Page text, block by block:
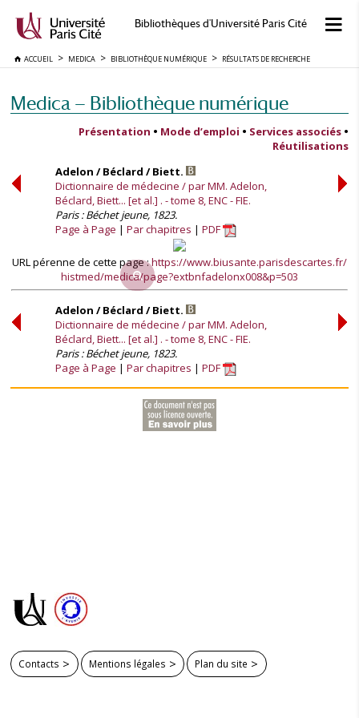
Bibliothèques d'Université Paris Cité
ACCUEIL MEDICA BIBLIOTHÈQUE NUMÉRIQUE RÉSULTATS DE RECHERCHE
Medica — Bibliothèque numérique
Présentation • Mode d’emploi • Services associés •
Réutilisations
Adelon / Béclard / Biett.
Dictionnaire de médecine / par MM. Adelon,
Béclard, Biett... [et al.] . - tome 8, ENC - FIE.
Paris : Béchet jeune, 1823.
Page à Page
Par chapitres PDF
URL pérenne de cette page :https://www.biusante.parisdescartes.fr/
histmed/medica/page?extbnfadelonx008&p=503
Adelon / Béclard / Biett.
Dictionnaire de médecine / par MM. Adelon,
Béclard, Biett... [et al.] . - tome 8, ENC - FIE.
Paris : Béchet jeune, 1823.
Page à Page
Par chapitres PDF
Contacts Mentions légales Plan du site